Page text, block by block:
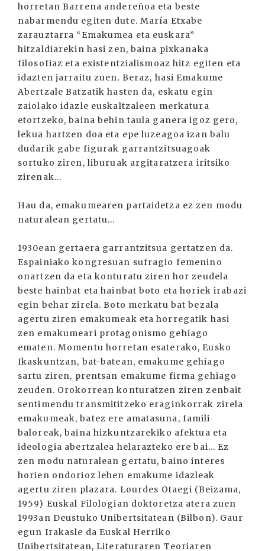
horretan Barrena andereñoa eta beste
nabarmendu egiten dute. María Etxabe
zarauztarra “Emakumea eta euskara”
hitzaldiarekin hasi zen, baina pixkanaka
filosofiaz eta existentzialismoaz hitz egiten eta
idazten jarraitu zuen. Beraz, hasi Emakume
Abertzale Batzatik hasten da, eskatu egin
zaiolako idazle euskaltzaleen merkatura
etortzeko, baina behin taula ganera igoz gero,
lekua hartzen doa eta epe luzeagoa izan balu
dudarik gabe figurak garrantzitsuagoak
sortuko ziren, liburuak argitaratzera iritsiko
zirenak...
Hau da, emakumearen partaidetza ez zen modu
naturalean gertatu...
1930ean gertaera garrantzitsua gertatzen da.
Espainiako kongresuan sufragio femenino
onartzen da eta konturatu ziren hor zeudela
beste hainbat eta hainbat boto eta horiek irabazi
egin behar zirela. Boto merkatu bat bezala
agertu ziren emakumeak eta horregatik hasi
zen emakumeari protagonismo gehiago
ematen. Momentu horretan esaterako, Eusko
Ikaskuntzan, bat-batean, emakume gehiago
sartu ziren, prentsan emakume firma gehiago
zeuden. Orokorrean konturatzen ziren zenbait
sentimendu transmititzeko eraginkorrak zirela
emakumeak, batez ere amatasuna, famili
baloreak, baina hizkuntzarekiko afektua eta
ideologia abertzalea helarazteko ere bai... Ez
zen modu naturalean gertatu, baino interes
horien ondorioz lehen emakume idazleak
agertu ziren plazara. Lourdes Otaegi (Beizama,
1959) Euskal Filologian doktoretza atera zuen
1993an Deustuko Unibertsitatean (Bilbon). Gaur
egun Irakasle da Euskal Herriko
Unibertsitatean, Literaturaren Teoriaren